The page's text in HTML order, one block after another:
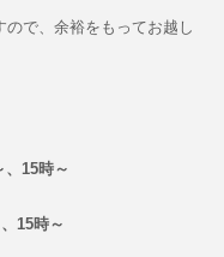
で、余裕をもってお越し
15時～
15時～